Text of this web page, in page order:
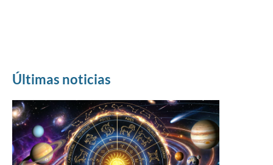
Últimas noticias